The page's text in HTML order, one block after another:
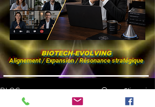
BIOTECH-EVOLVING
Alignement / Expansion / Résonance stratégique
BLOG S'inscrire